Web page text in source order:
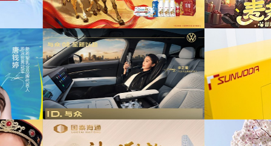
年中策略会提供音
为华为Vision智慧屏6鸿蒙智家技术发布会精
华剪项目提供音乐版权
为
马年限定礼盒宣传项
版权
为《出发吧麦芬》2周年活动提供音乐版权